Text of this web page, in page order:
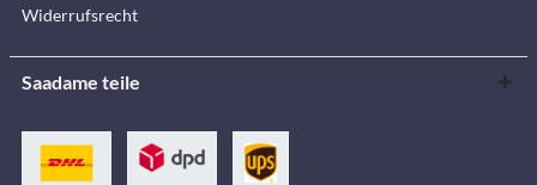
Widerrufsrecht
Saadame teile